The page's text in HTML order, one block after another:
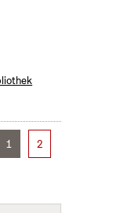
1 2